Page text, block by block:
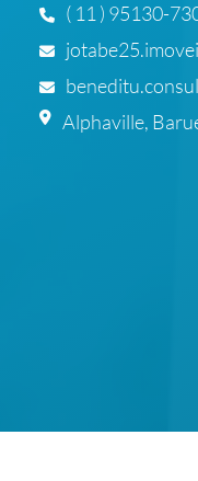
( 11 ) 95130-
Alphaville,